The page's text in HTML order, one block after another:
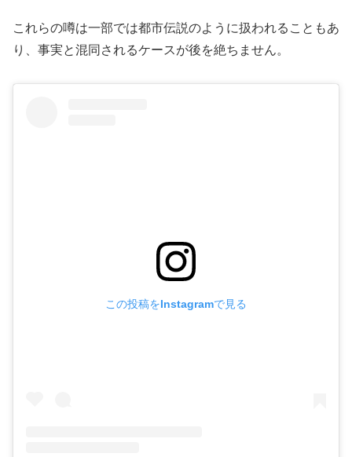
これらの噂は一部では都市伝説のように扱われることもあ
り、事実と混同されるケースが後を絶ちません。
この投稿をInstagramで見る